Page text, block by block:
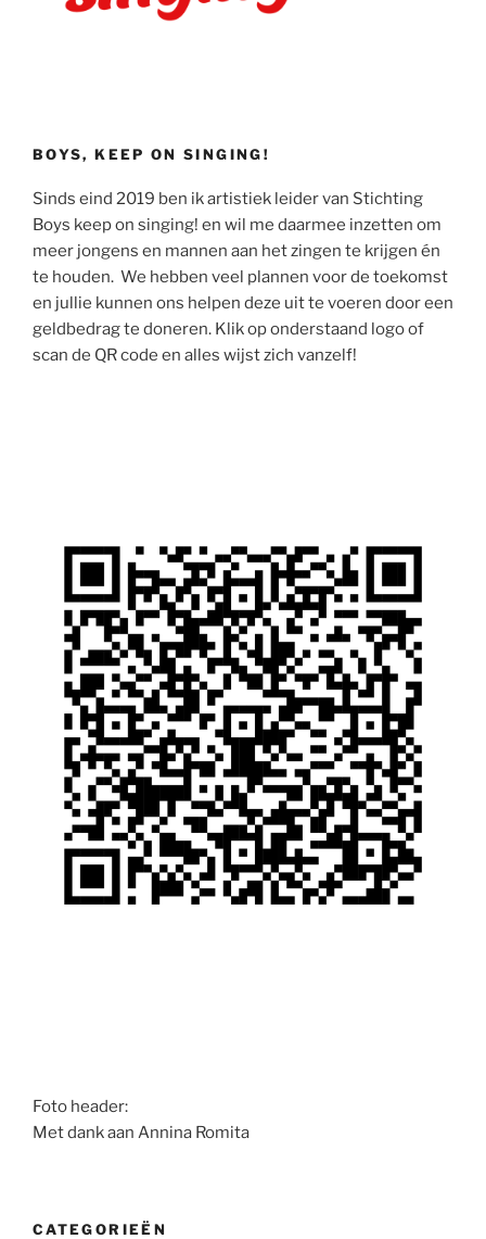
BOYS, KEEP ON SINGING!
Sinds eind 2019 ben ik artistiek leider van Stichting
Boys keep on singing! en wil me daarmee inzetten om
meer jongens en mannen aan het zingen te krijgen én
te houden. We hebben veel plannen voor de toekomst
en jullie kunnen ons helpen deze uit te voeren door een
geldbedrag te doneren. Klik op onderstaand logo of
scan de QR code en alles wijst zich vanzelf!
Foto header:
Met dank aan Annina Romita
CATEGORIEËN